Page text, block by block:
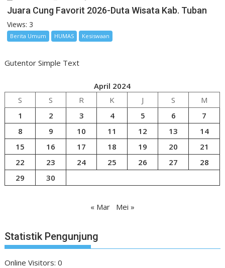
Juara Cung Favorit 2026-Duta Wisata Kab. Tuban
Views: 3
Berita Umum HUMAS Kesiswaan
Gutentor Simple Text
April 2024
S
S R K J S
M
1
2 3 4 5 6
7
8
9 10 11 12 13
14
15
16 17 18 19 20
21
22
23 24 25 26 27
28
29
30
« Mar Mei »
Statistik Pengunjung
Online Visitors:0